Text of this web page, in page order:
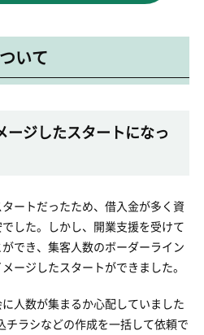
いて
ージしたスタートになっ
ートだったため、借入金が多く資
した。しかし、開業支援を受けて
でき、集客人数のボーダーライン
ージしたスタートができました。
人数が集まるか心配していました
チラシなどの作成を一括して依頼で